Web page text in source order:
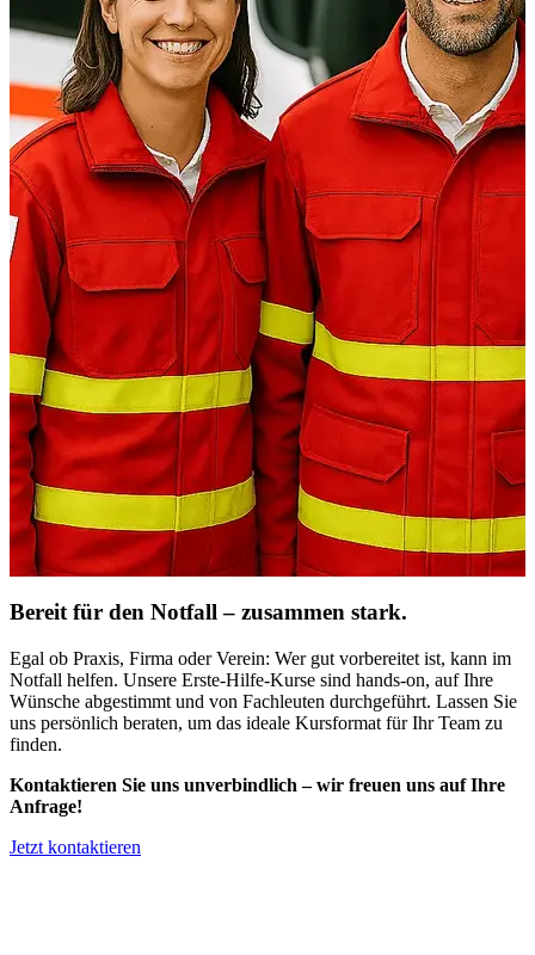
Bereit für den Notfall – zusammen stark.
Egal ob Praxis, Firma oder Verein: Wer gut vorbereitet ist, kann im
Notfall helfen. Unsere Erste-Hilfe-Kurse sind hands-on, auf Ihre
Wünsche abgestimmt und von Fachleuten durchgeführt. Lassen Sie
uns persönlich beraten, um das ideale Kursformat für Ihr Team zu
finden.
Kontaktieren Sie uns unverbindlich – wir freuen uns auf Ihre
Anfrage!
Jetzt kontaktieren